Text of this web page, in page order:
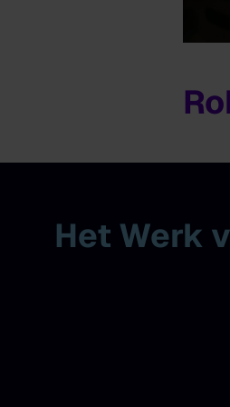
Het Werk